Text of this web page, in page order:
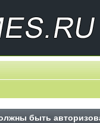
быть